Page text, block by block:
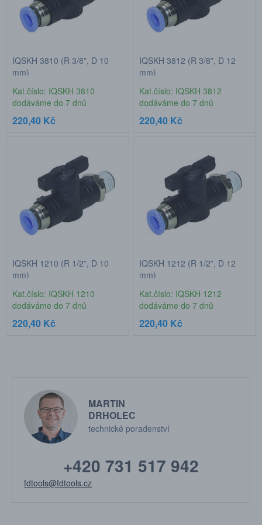
IQSKH 3810 (R 3/8”, D 10
mm)
Kat.číslo: IQSKH 3810
dodáváme do 7 dnů
220,40 Kč
IQSKH 3812 (R 3/8”, D 12
mm)
Kat.číslo: IQSKH 3812
dodáváme do 7 dnů
220,40 Kč
IQSKH 1210 (R 1/2”, D 10
mm)
Kat.číslo: IQSKH 1210
dodáváme do 7 dnů
220,40 Kč
IQSKH 1212 (R 1/2”, D 12
mm)
Kat.číslo: IQSKH 1212
dodáváme do 7 dnů
220,40 Kč
MARTIN
DRHOLEC
technické poradenství
+420 731 517 942
fdtools@fdtools.cz